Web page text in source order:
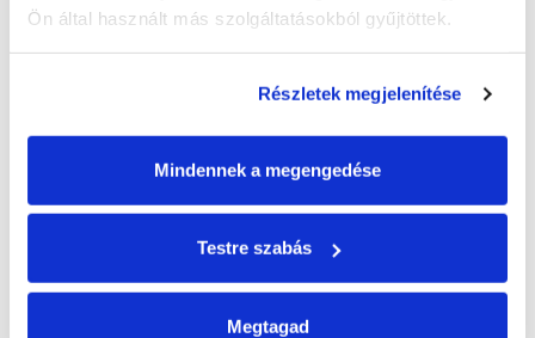
Ön által használt más szolgáltatásokból gyűjtöttek.
Részletek megjelenítése
Mindennek a megengedése
Testre szabás
Megtagad
hatékony és fenntartható választás tetőkhöz, padlásokhoz
ÖSSZES HÍR
ÖSSZES BLOG